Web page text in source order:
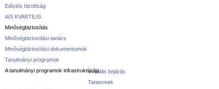
Edíciós bizottság
AIS KVARTILIS
Minőségbiztosítás
Minőségbiztosítási tanács
Minőségbiztosítási dokumentumok
Tanulmányi programok
A tanulmányi programok infrastruktúrájaVirtuális bejárás
Tantermek